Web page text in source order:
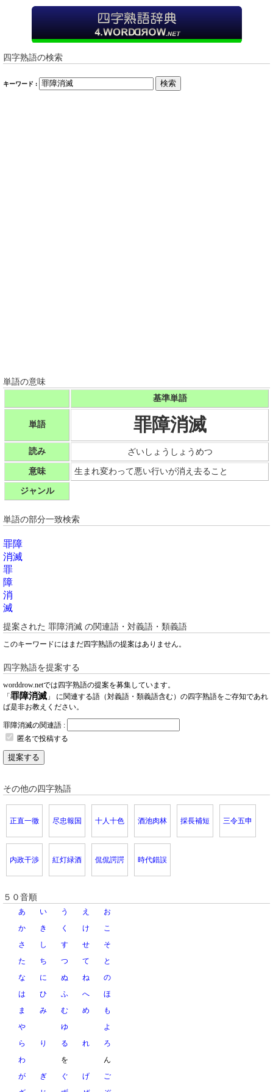
四字熟語の検索
キーワード : 検索
単語の意味
基準単語
単語 罪障消滅
読み ざいしょうしょうめつ
意味 生まれ変わって悪い行いが消え去ること
ジャンル
単語の部分一致検索
罪障
消滅
罪
障
消
滅
提案された 罪障消滅 の関連語・対義語・類義語
このキーワードにはまだ四字熟語の提案はありません。
四字熟語を提案する
worddrow.netでは四字熟語の提案を募集しています。
「 罪障消滅 」 に関連する語（対義語・類義語含む）の四字熟語をご存知であれ
ば是非お教えください。
罪障消滅の関連語 :
匿名で投稿する
提案する
その他の四字熟語
正直一徹 尽忠報国 十人十色 酒池肉林 採長補短 三令五申
内政干渉 紅灯緑酒 侃侃諤諤 時代錯誤
５０音順
あ い う え
お
か
き く け
こ
さ
し す せ
そ
た
ち つ て
と
な
に ぬ ね
の
は
ひ ふ へ
ほ
ま
み む め
も
や
ゆ
よ
ら
り る れ
ろ
わ
を
ん
が
ぎ ぐ げ
ご